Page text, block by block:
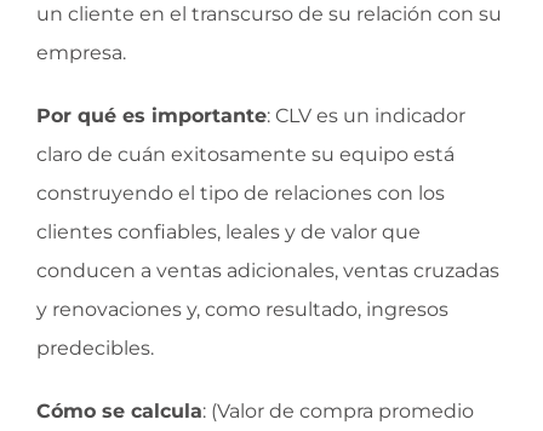
un cliente en el transcurso de su relación con su
empresa.
Por qué es importante: CLV es un indicador
claro de cuán exitosamente su equipo está
construyendo el tipo de relaciones con los
clientes confiables, leales y de valor que
conducen a ventas adicionales, ventas cruzadas
y renovaciones y, como resultado, ingresos
predecibles.
Cómo se calcula: (Valor de compra promedio